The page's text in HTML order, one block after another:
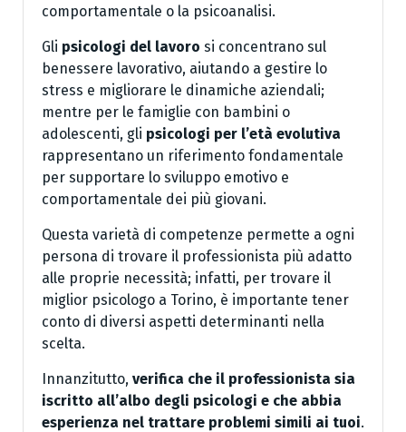
comportamentale o la psicoanalisi.
Gli psicologi del lavoro si concentrano sul
benessere lavorativo, aiutando a gestire lo
stress e migliorare le dinamiche aziendali;
mentre per le famiglie con bambini o
adolescenti, gli psicologi per l’età evolutiva
rappresentano un riferimento fondamentale
per supportare lo sviluppo emotivo e
comportamentale dei più giovani.
Questa varietà di competenze permette a ogni
persona di trovare il professionista più adatto
alle proprie necessità; infatti, per trovare il
miglior psicologo a Torino, è importante tener
conto di diversi aspetti determinanti nella
scelta.
Innanzitutto, verifica che il professionista sia
iscritto all’albo degli psicologi e che abbia
esperienza nel trattare problemi simili ai tuoi.